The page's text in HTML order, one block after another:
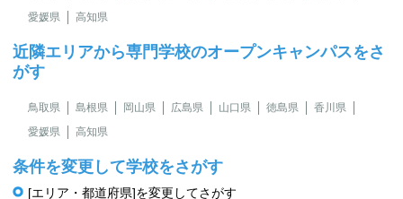
愛媛県
高知県
近隣エリアから専門学校のオープンキャンパスをさ
がす
鳥取県 島根県 岡山県 広島県 山口県 徳島県
香川県
愛媛県
高知県
条件を変更して学校をさがす
[エリア・都道府県]を変更してさがす